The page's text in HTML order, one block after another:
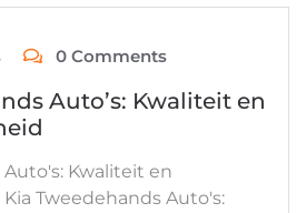
0 Comments
Auto’s: Kwaliteit en
Kwaliteit en
Tweedehands Auto's: